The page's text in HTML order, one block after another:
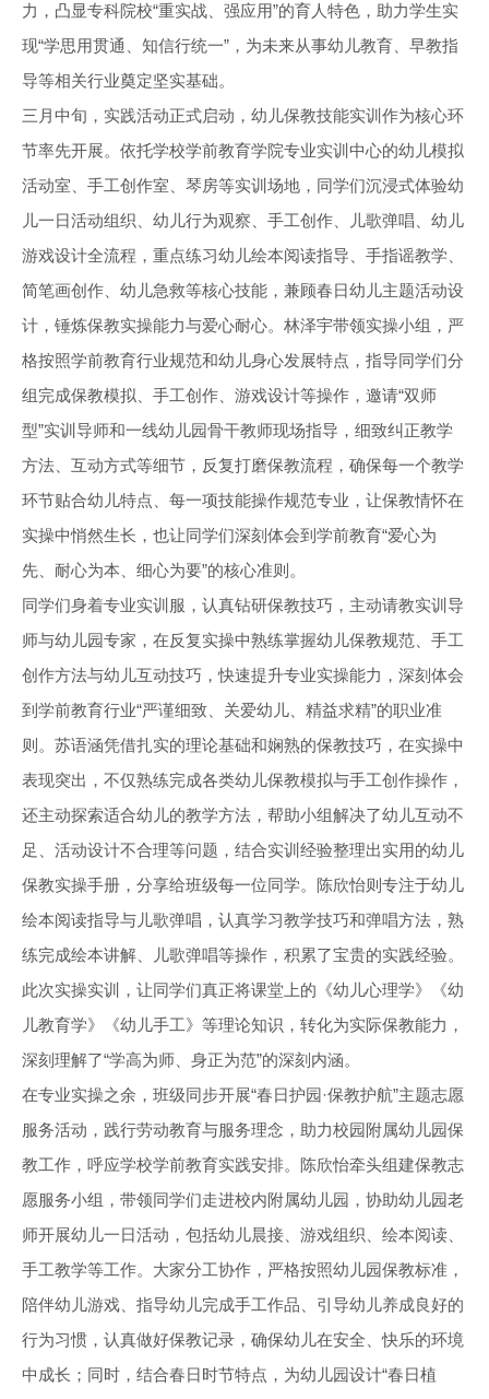
力，凸显专科院校“重实战、强应用”的育人特色，助力学生实
现“学思用贯通、知信行统一”，为未来从事幼儿教育、早教指
导等相关行业奠定坚实基础。
三月中旬，实践活动正式启动，幼儿保教技能实训作为核心环
节率先开展。依托学校学前教育学院专业实训中心的幼儿模拟
活动室、手工创作室、琴房等实训场地，同学们沉浸式体验幼
儿一日活动组织、幼儿行为观察、手工创作、儿歌弹唱、幼儿
游戏设计全流程，重点练习幼儿绘本阅读指导、手指谣教学、
简笔画创作、幼儿急救等核心技能，兼顾春日幼儿主题活动设
计，锤炼保教实操能力与爱心耐心。林泽宇带领实操小组，严
格按照学前教育行业规范和幼儿身心发展特点，指导同学们分
组完成保教模拟、手工创作、游戏设计等操作，邀请“双师
型”实训导师和一线幼儿园骨干教师现场指导，细致纠正教学
方法、互动方式等细节，反复打磨保教流程，确保每一个教学
环节贴合幼儿特点、每一项技能操作规范专业，让保教情怀在
实操中悄然生长，也让同学们深刻体会到学前教育“爱心为
先、耐心为本、细心为要”的核心准则。
同学们身着专业实训服，认真钻研保教技巧，主动请教实训导
师与幼儿园专家，在反复实操中熟练掌握幼儿保教规范、手工
创作方法与幼儿互动技巧，快速提升专业实操能力，深刻体会
到学前教育行业“严谨细致、关爱幼儿、精益求精”的职业准
则。苏语涵凭借扎实的理论基础和娴熟的保教技巧，在实操中
表现突出，不仅熟练完成各类幼儿保教模拟与手工创作操作，
还主动探索适合幼儿的教学方法，帮助小组解决了幼儿互动不
足、活动设计不合理等问题，结合实训经验整理出实用的幼儿
保教实操手册，分享给班级每一位同学。陈欣怡则专注于幼儿
绘本阅读指导与儿歌弹唱，认真学习教学技巧和弹唱方法，熟
练完成绘本讲解、儿歌弹唱等操作，积累了宝贵的实践经验。
此次实操实训，让同学们真正将课堂上的《幼儿心理学》《幼
儿教育学》《幼儿手工》等理论知识，转化为实际保教能力，
深刻理解了“学高为师、身正为范”的深刻内涵。
在专业实操之余，班级同步开展“春日护园·保教护航”主题志愿
服务活动，践行劳动教育与服务理念，助力校园附属幼儿园保
教工作，呼应学校学前教育实践安排。陈欣怡牵头组建保教志
愿服务小组，带领同学们走进校内附属幼儿园，协助幼儿园老
师开展幼儿一日活动，包括幼儿晨接、游戏组织、绘本阅读、
手工教学等工作。大家分工协作，严格按照幼儿园保教标准，
陪伴幼儿游戏、指导幼儿完成手工作品、引导幼儿养成良好的
行为习惯，认真做好保教记录，确保幼儿在安全、快乐的环境
中成长；同时，结合春日时节特点，为幼儿园设计“春日植